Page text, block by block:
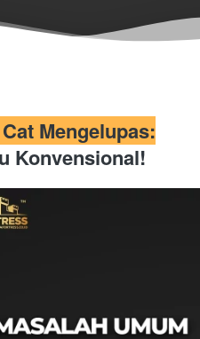
Mengelupas:
Konvensional!